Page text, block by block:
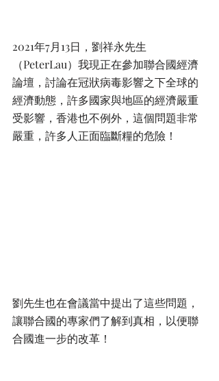
2021年7月13日，劉祥永先生
（PeterLau）我現正在參加聯合國經濟
論壇，討論在冠狀病毒影響之下全球的
經濟動態，許多國家與地區的經濟嚴重
受影響，香港也不例外，這個問題非常
嚴重，許多人正面臨斷糧的危險！
劉先生也在會議當中提出了這些問題，
讓聯合國的專家們了解到真相，以便聯
合國進一步的改革！